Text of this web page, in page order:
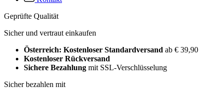
Geprüfte Qualität
Sicher und vertraut einkaufen
Österreich: Kostenloser Standardversand ab € 39,90
Kostenloser Rückversand
Sichere Bezahlung mit SSL-Verschlüsselung
Sicher bezahlen mit